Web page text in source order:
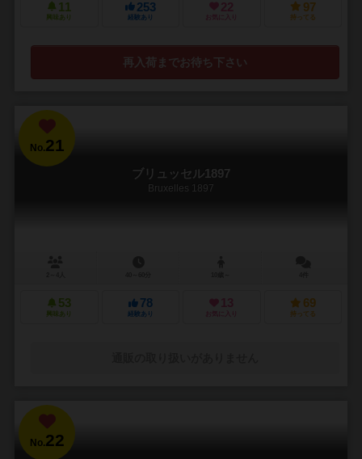
11
興味あり
253
経験あり
22
お気に入り
97
持ってる
再入荷までお待ち下さい
No.21
ブリュッセル1897
Bruxelles 1897
53
興味あり
78
経験あり
13
お気に入り
69
持ってる
No.22